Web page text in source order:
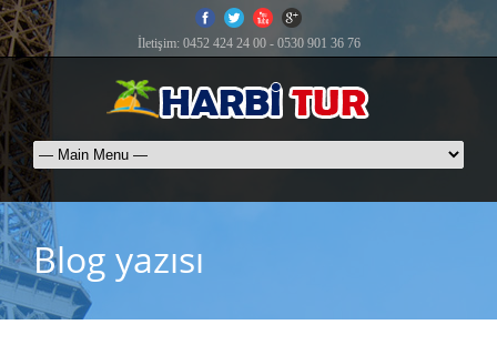
İletişim: 0452 424 24 00 - 0530 901 36 76
Blog yazısı